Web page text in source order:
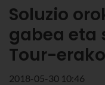
Soluzio
gabea eta
Tour-erako
2018-05-30 10:46